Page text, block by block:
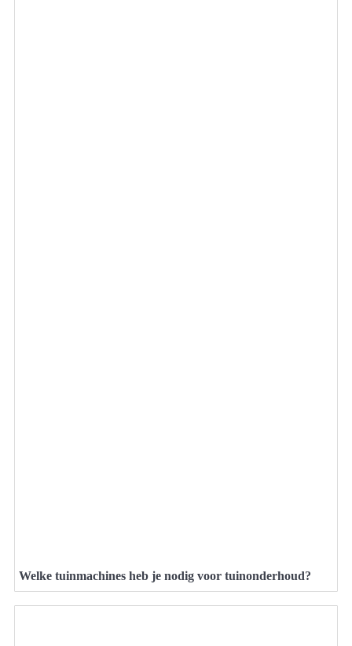
Welke tuinmachines heb je nodig voor tuinonderhoud?